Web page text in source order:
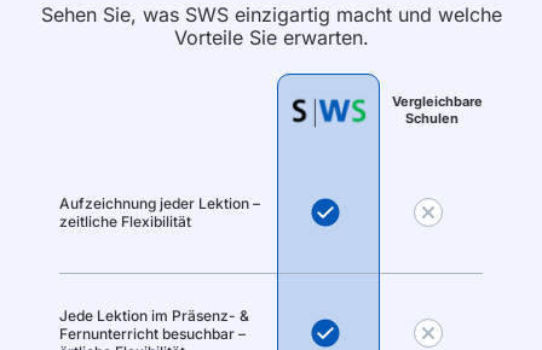
Sehen Sie, was SWS einzigartig macht und welche
Vorteile Sie erwarten.
Aufzeichnung jeder Lektion –
zeitliche Flexibilität
Jede Lektion im Präsenz- &
Fernunterricht besuchbar –
Vergleichbare
Schulen